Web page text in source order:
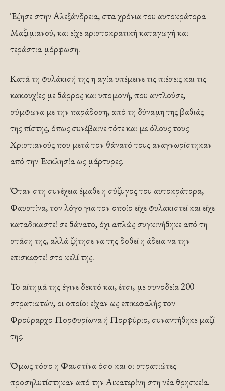
Έζησε στην Αλεξάνδρεια, στα χρόνια του αυτοκράτορα
Μαξιμιανού, και είχε αριστοκρατική καταγωγή και
τεράστια μόρφωση.
Κατά τη φυλάκισή της η αγία υπέμεινε τις πιέσεις και τις
κακουχίες με θάρρος και υπομονή, που αντλούσε,
σύμφωνα με την παράδοση, από τη δύναμη της βαθιάς
της πίστης, όπως συνέβαινε τότε και με όλους τους
Χριστιανούς που μετά τον θάνατό τους αναγνωρίστηκαν
από την Εκκλησία ως μάρτυρες.
Όταν στη συνέχεια έμαθε η σύζυγος του αυτοκράτορα,
Φαυστίνα, τον λόγο για τον οποίο είχε φυλακιστεί και είχε
καταδικαστεί σε θάνατο, όχι απλώς συγκινήθηκε από τη
στάση της, αλλά ζήτησε να της δοθεί η άδεια να την
επισκεφτεί στο κελί της.
Το αίτημά της έγινε δεκτό και, έτσι, με συνοδεία 200
στρατιωτών, οι οποίοι είχαν ως επικεφαλής τον
Φρούραρχο Πορφυρίωνα ή Πορφύριο, συναντήθηκε μαζί
της.
Όμως τόσο η Φαυστίνα όσο και οι στρατιώτες
προσηλυτίστηκαν από την Αικατερίνη στη νέα θρησκεία.